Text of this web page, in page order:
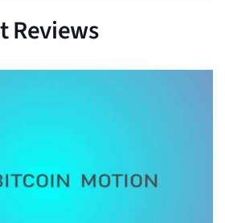
Reviews